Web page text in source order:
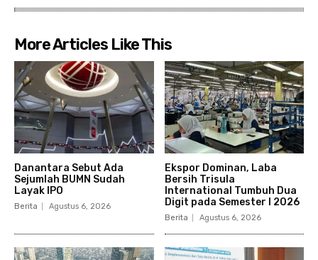
More Articles Like This
Danantara Sebut Ada
Sejumlah BUMN Sudah
Layak IPO
Berita Agustus 6, 2026
Ekspor Dominan, Laba
Bersih Trisula
International Tumbuh Dua
Digit pada Semester I 2026
Berita Agustus 6, 2026